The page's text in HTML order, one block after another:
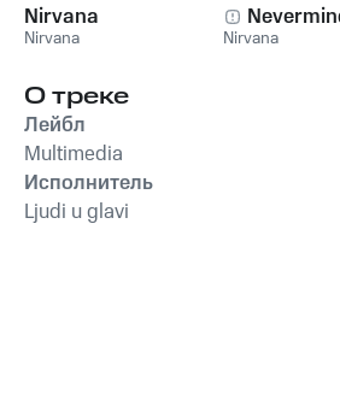
Nirvana
Nirvana Nirvana
О треке
Лейбл
Multimedia
Исполнитель
Ljudi u glavi